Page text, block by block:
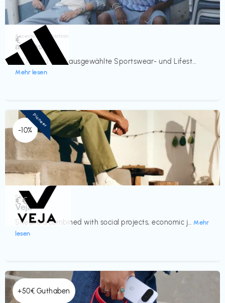
Accessoires & Fashion
adidas
-15% Rabatt auf ausgewählte Sportswear- und Lifest...
Mehr lesen
€‎
-10%
Schuhe
Veja
Sneakers combined with social projects, economic j... Mehr
lesen
€€‎
Pioneer
+50€ Guthaben